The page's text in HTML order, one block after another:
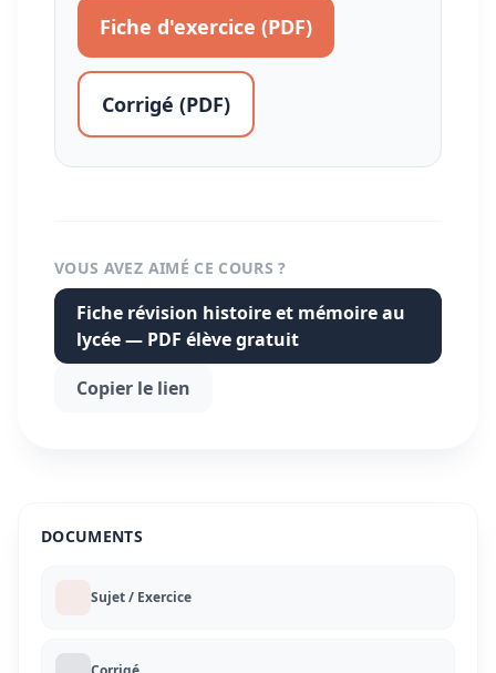
DOCUMENTS
Sujet / Exercice
Fiche d'exercice (PDF)
Corrigé (PDF)
VOUS AVEZ AIMÉ CE COURS ?
Fiche révision histoire et mémoire au
lycée — PDF élève gratuit
Copier le lien